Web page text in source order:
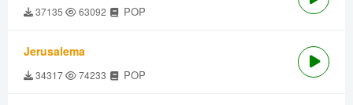
37135 63092 POP
Jerusalema
34317 74233 POP